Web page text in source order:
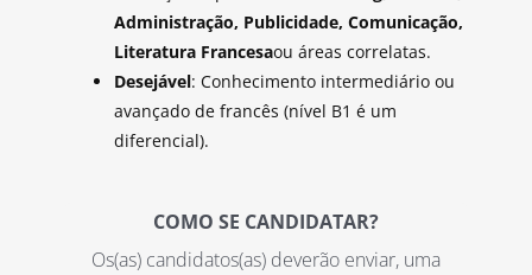
Administração, Publicidade, Comunicação,
Literatura Francesaou áreas correlatas.
Desejável: Conhecimento intermediário ou
avançado de francês (nível B1 é um
diferencial).
COMO SE CANDIDATAR?
Os(as) candidatos(as) deverão enviar, uma